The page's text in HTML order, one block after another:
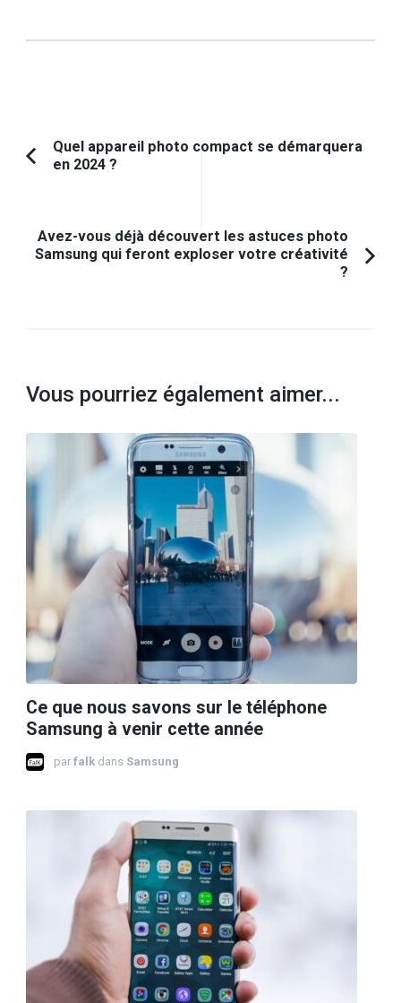
Navigation
d'article
Article
Quel appareil photo compact se démarquera
en 2024 ?
Avez-vous déjà découvert les astuces photo
Samsung qui feront exploser votre créativité
?
Vous pourriez également aimer...
Ce que nous savons sur le téléphone
Samsung à venir cette année
par falk dans Samsung